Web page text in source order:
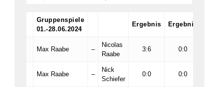
Gruppenspiele
01.-28.06.2024
Ergebnis Ergebnis
Max Raabe –
Nicolas
Raabe
3:6 0:0
Max Raabe –
Nick
Schiefer
0:0 0:0